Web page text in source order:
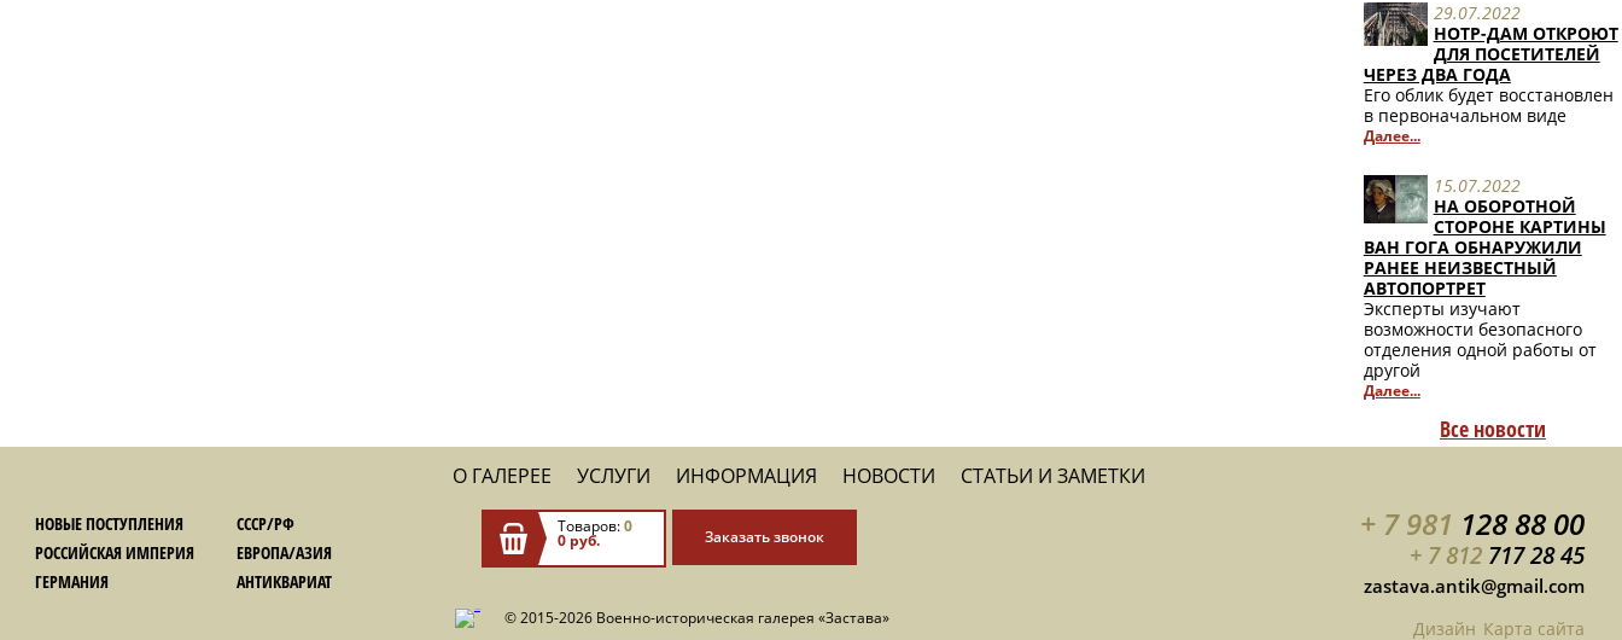
29.07.2022
НОТР-ДАМ ОТКРОЮТ
ДЛЯ ПОСЕТИТЕЛЕЙ
ЧЕРЕЗ ДВА ГОДА
Его облик будет восстановлен
в первоначальном виде
Далее...
15.07.2022
НА ОБОРОТНОЙ
СТОРОНЕ КАРТИНЫ
ВАН ГОГА ОБНАРУЖИЛИ
РАНЕЕ НЕИЗВЕСТНЫЙ
АВТОПОРТРЕТ
Эксперты изучают
возможности безопасного
отделения одной работы от
другой
Далее...
Все новости
О ГАЛЕРЕЕ УСЛУГИ ИНФОРМАЦИЯ НОВОСТИ СТАТЬИ И ЗАМЕТКИ
НОВЫЕ ПОСТУПЛЕНИЯ
РОССИЙСКАЯ ИМПЕРИЯ
ГЕРМАНИЯ
СССР/РФ
ЕВРОПА/АЗИЯ
АНТИКВАРИАТ
+ 7 981 128 88 00
+ 7 812 717 28 45
zastava.antik@gmail.com
Дизайн Карта сайта
Товаров:0
0 руб. Заказать звонок
© 2015-2026 Военно-историческая галерея «Застава»